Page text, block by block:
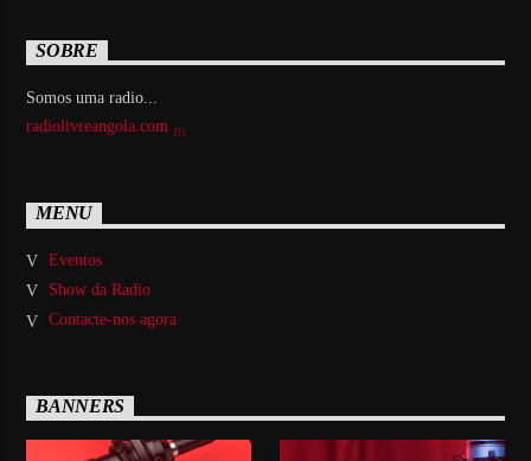
SOBRE
Somos uma radio...
radiolivreangola.com
MENU
Eventos
Show da Radio
Contacte-nos agora
BANNERS